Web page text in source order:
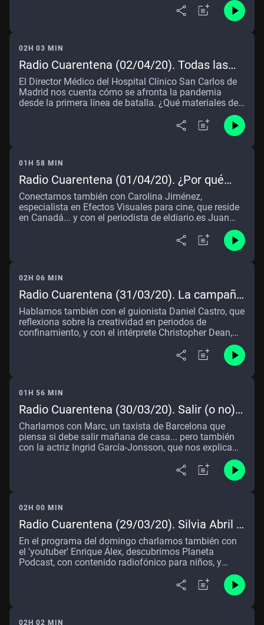
02H 03 MIN
Radio Cuarentena (02/04/20). Todas las
respuestas sobre la crisis del coronavirus,
bajo la lupa de Julio Mayol
El Director Médico del Hospital Clínico San Carlos de
Madrid nos cuenta cómo se afronta la pandemia
desde la primera línea de batalla. ¿Qué materiales de
01H 58 MIN
Radio Cuarentena (01/04/20). ¿Por qué
Raúl Cimas no aplaude a las 20:00? ¡Por no
espantar a los pájaros!
Conectamos también con Carolina Jiménez,
especialista en Efectos Visuales para cine, que reside
en Canadá... y con el periodista de eldiario.es Juan
02H 06 MIN
Radio Cuarentena (31/03/20). La campaña
impulsada por Marc Clotet para la futura
vacuna contra el virus
Hablamos también con el guionista Daniel Castro, que
reflexiona sobre la creatividad en periodos de
confinamiento, y con el intérprete Christopher Dean,
01H 56 MIN
Radio Cuarentena (30/03/20). Salir (o no) a
conducir el taxi en plena pandemia
Charlamos con Marc, un taxista de Barcelona que
piensa si debe salir mañana de casa... pero también
con la actriz Ingrid García-Jonsson, que nos explica
02H 00 MIN
Radio Cuarentena (29/03/20). Silvia Abril y
Andreu Buenafuente nos abren las puertas
de su casa
En el programa del domingo charlamos también con
el 'youtuber' Enrique Álex, descubrimos Planeta
Podcast, con contenido radiofónico para niños, y
conocemos a los impulsores de lagranovacion.com
02H 02 MIN